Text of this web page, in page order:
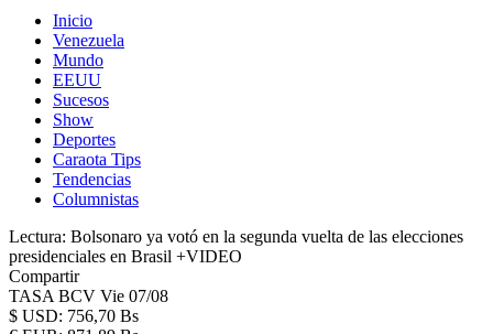
Inicio
Venezuela
Mundo
EEUU
Sucesos
Show
Deportes
Caraota Tips
Tendencias
Columnistas
Lectura: Bolsonaro ya votó en la segunda vuelta de las elecciones
presidenciales en Brasil +VIDEO
Compartir
TASA BCV Vie 07/08
$ USD: 756,70 Bs